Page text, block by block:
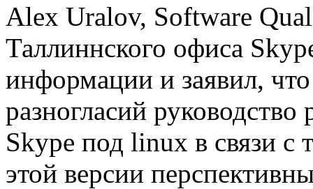
Alex Uralov, Software
Таллиннского офиса
информации и заявил,
разногласий
Skype под linux в связи с
этой версии